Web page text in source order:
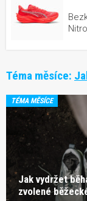
Téma měsíce:
TÉMA MĚSÍCE
Jak vydržet
zvolené